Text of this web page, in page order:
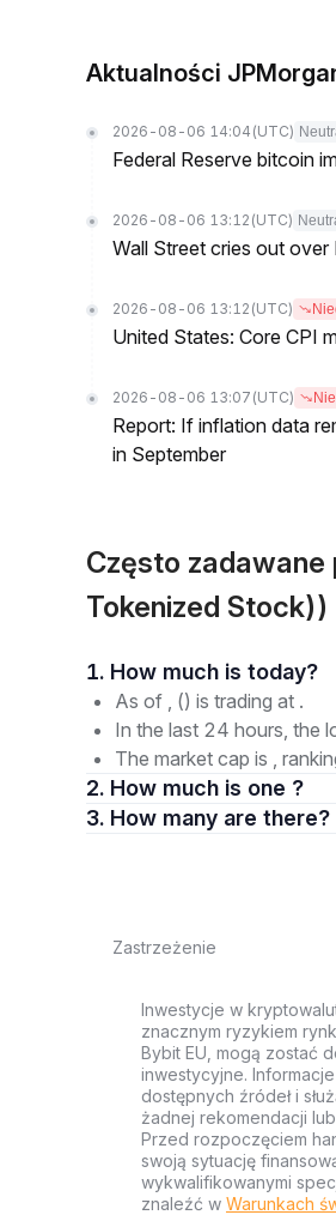
Aktualności
2026-08-06 14:04 (UTC)
Federal Reserve bitcoin
2026-08-06 13:12 (UTC)
Wall Street cries out
2026-08-06 13:12 (UTC)
United States: Core CPI
2026-08-06 13:07 (UTC)
Report: If inflation data
in September
Często
Tokenized Stock))
1. How much is today?
As of , () is trading at .
In the last 24 hours, the
The market cap is ,
2. How much is one ?
3. How many are there?
Zastrzeżenie
Inwestycje w
znacznym ryzykiem
Bybit EU, mogą zostać
inwestycyjne.
dostępnych źródeł i
żadnej rekomendacji
Przed rozpoczęciem
swoją sytuację
wykwalifikowanymi
znaleźć w Warunkach